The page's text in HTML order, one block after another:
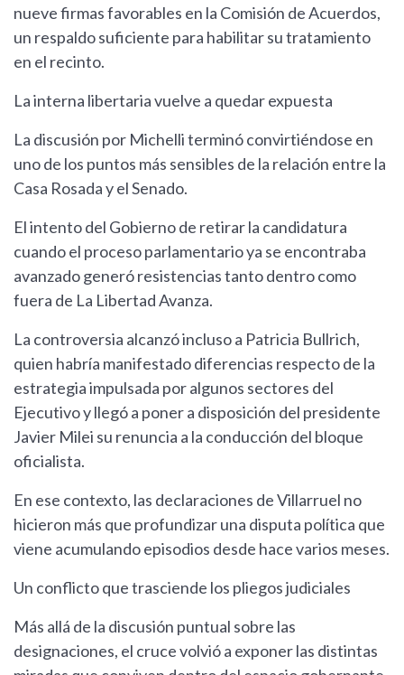
nueve firmas favorables en la Comisión de Acuerdos,
un respaldo suficiente para habilitar su tratamiento
en el recinto.
La interna libertaria vuelve a quedar expuesta
La discusión por Michelli terminó convirtiéndose en
uno de los puntos más sensibles de la relación entre la
Casa Rosada y el Senado.
El intento del Gobierno de retirar la candidatura
cuando el proceso parlamentario ya se encontraba
avanzado generó resistencias tanto dentro como
fuera de La Libertad Avanza.
La controversia alcanzó incluso a Patricia Bullrich,
quien habría manifestado diferencias respecto de la
estrategia impulsada por algunos sectores del
Ejecutivo y llegó a poner a disposición del presidente
Javier Milei su renuncia a la conducción del bloque
oficialista.
En ese contexto, las declaraciones de Villarruel no
hicieron más que profundizar una disputa política que
viene acumulando episodios desde hace varios meses.
Un conflicto que trasciende los pliegos judiciales
Más allá de la discusión puntual sobre las
designaciones, el cruce volvió a exponer las distintas